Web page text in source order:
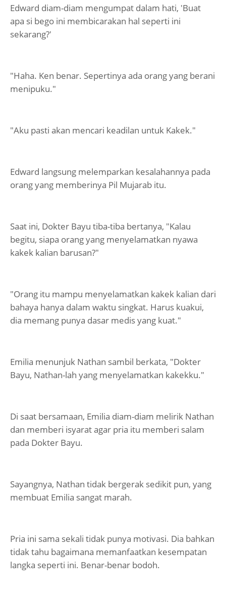
Edward diam-diam mengumpat dalam hati, 'Buat
apa si bego ini membicarakan hal seperti ini
sekarang?'
"Haha. Ken benar. Sepertinya ada orang yang berani
menipuku."
"Aku pasti akan mencari keadilan untuk Kakek."
Edward langsung melemparkan kesalahannya pada
orang yang memberinya Pil Mujarab itu.
Saat ini, Dokter Bayu tiba-tiba bertanya, "Kalau
begitu, siapa orang yang menyelamatkan nyawa
kakek kalian barusan?"
"Orang itu mampu menyelamatkan kakek kalian dari
bahaya hanya dalam waktu singkat. Harus kuakui,
dia memang punya dasar medis yang kuat."
Emilia menunjuk Nathan sambil berkata, "Dokter
Bayu, Nathan-lah yang menyelamatkan kakekku."
Di saat bersamaan, Emilia diam-diam melirik Nathan
dan memberi isyarat agar pria itu memberi salam
pada Dokter Bayu.
Sayangnya, Nathan tidak bergerak sedikit pun, yang
membuat Emilia sangat marah.
Pria ini sama sekali tidak punya motivasi. Dia bahkan
tidak tahu bagaimana memanfaatkan kesempatan
langka seperti ini. Benar-benar bodoh.